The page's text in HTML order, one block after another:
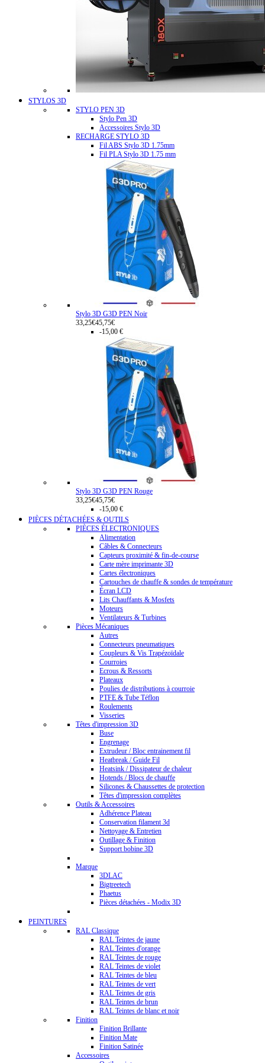
STYLOS 3D
STYLO PEN 3D
Stylo Pen 3D
Accessoires Stylo 3D
RECHARGE STYLO 3D
Fil ABS Stylo 3D 1.75mm
Fil PLA Stylo 3D 1.75 mm
Stylo 3D G3D PEN Noir
33,25€45,75€
-15,00 €
Stylo 3D G3D PEN Rouge
33,25€45,75€
-15,00 €
PIÈCES DÉTACHÉES & OUTILS
PIÈCES ÉLECTRONIQUES
Alimentation
Câbles & Connecteurs
Capteurs proximité & fin-de-course
Carte mère imprimante 3D
Cartes électroniques
Cartouches de chauffe & sondes de température
Écran LCD
Lits Chauffants & Mosfets
Moteurs
Ventilateurs & Turbines
Pièces Mécaniques
Autres
Connecteurs pneumatiques
Coupleurs & Vis Trapézoïdale
Courroies
Ecrous & Ressorts
Plateaux
Poulies de distributions à courroie
PTFE & Tube Téflon
Roulements
Visseries
Têtes d'impression 3D
Buse
Engrenage
Extrudeur / Bloc entrainement fil
Heatbreak / Guide Fil
Heatsink / Dissipateur de chaleur
Hotends / Blocs de chauffe
Silicones & Chaussettes de protection
Têtes d'impression complètes
Outils & Accessoires
Adhérence Plateau
Conservation filament 3d
Nettoyage & Entretien
Outillage & Finition
Support bobine 3D
Marque
3DLAC
Bigtreetech
Phaetus
Pièces détachées - Modix 3D
PEINTURES
RAL Classique
RAL Teintes de jaune
RAL Teintes d'orange
RAL Teintes de rouge
RAL Teintes de violet
RAL Teintes de bleu
RAL Teintes de vert
RAL Teintes de gris
RAL Teintes de brun
RAL Teintes de blanc et noir
Finition
Finition Brillante
Finition Mate
Finition Satinée
Accessoires